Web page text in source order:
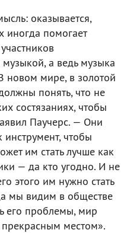
оказывается,
иногда помогает
а ведь музыка
новом мире, в золотой
понять, что не
состязаниях, чтобы
Паучерс. — Они
инструмент, чтобы
им стать лучше как
— да кто угодно. И не
этого им нужно стать
мы видим в обществе
его проблемы, мир
местом».